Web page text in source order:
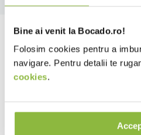
Bine ai venit la Bocado.ro!
Folosim cookies pentru a
navigare. Pentru detalii te
cookies.
Descriere
Cu detalii sofisticate,
complementul ideal pentru
zgarieturi. Materialul
Shades sa fie de 150 de